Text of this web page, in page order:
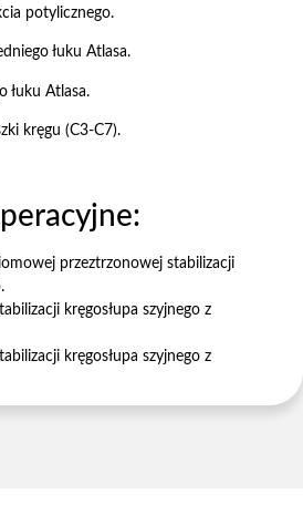
potylicznego.
łuku Atlasa.
łuku Atlasa.
kręgu (C3-C7).
przeztrzonowej stabilizacji
kręgosłupa szyjnego z
kręgosłupa szyjnego z